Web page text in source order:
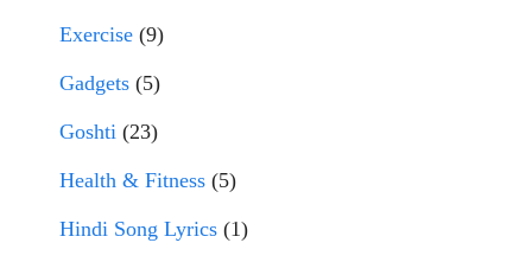
Exercise (9)
Gadgets (5)
Goshti (23)
Health & Fitness (5)
Hindi Song Lyrics (1)